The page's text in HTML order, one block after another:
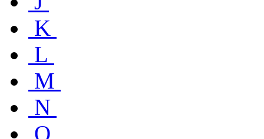
K
L
M
N
O